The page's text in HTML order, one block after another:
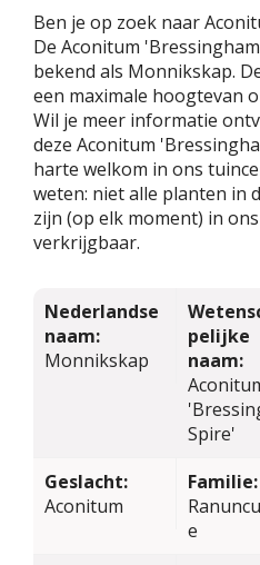
Ben je op zoek naar
De Aconitum
bekend als Monnikskap.
een maximale hoogtevan
Wil je meer informatie
deze Aconitum
harte welkom in ons
weten: niet alle planten in
zijn (op elk moment) in
verkrijgbaar.
Nederlandse
naam:
Monnikskap
pelijke
naam:
Spire'
Geslacht:
Aconitum
Familie:
e